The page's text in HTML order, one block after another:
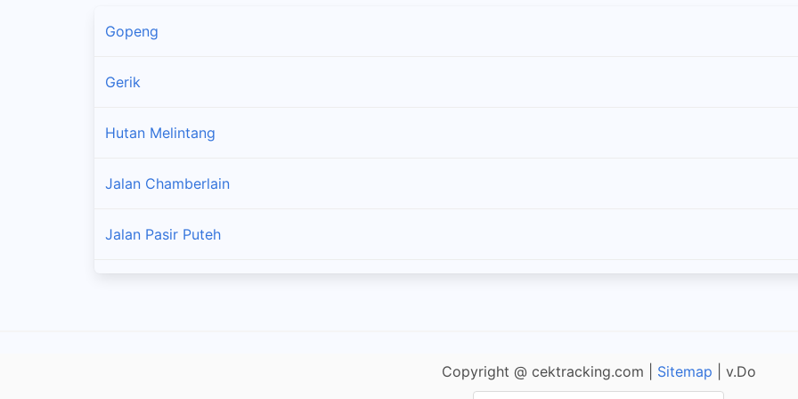
Gopeng
Gerik
Hutan Melintang
Jalan Chamberlain
Jalan Pasir Puteh
Copyright @ cektracking.com | Sitemap | v.Do